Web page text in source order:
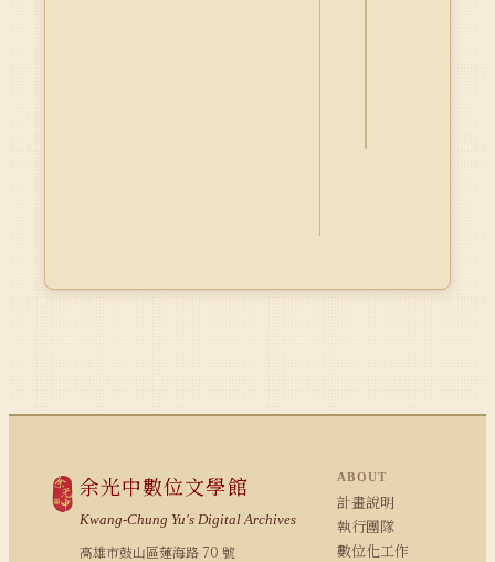
余光中數位文學館
Kwang-Chung Yu's Digital Archives
高雄市鼓山區蓮海路 70 號
ABOUT
計畫說明
執行團隊
數位化工作